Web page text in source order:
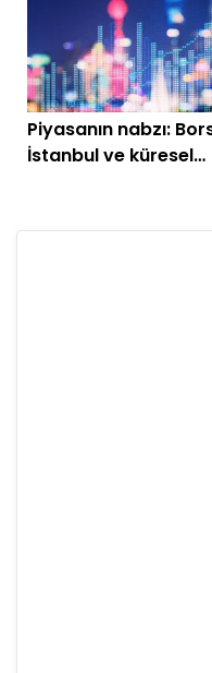
Piyasanın nabzı:
İstanbul ve küresel